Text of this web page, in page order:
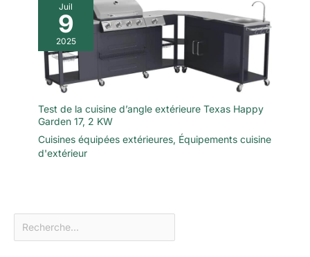
Juil
9
2025
Test de la cuisine d’angle extérieure Texas Happy
Garden 17, 2 KW
Cuisines équipées extérieures, Équipements cuisine
d'extérieur